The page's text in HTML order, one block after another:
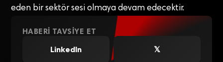
eden bir sektör sesi olmaya devam edecektir.
HABERI TAVSIYE ET
LinkedIn
𝕏